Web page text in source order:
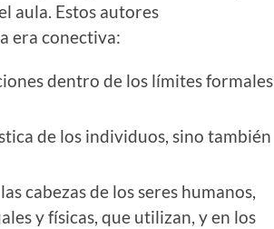
aula. Estos autores
era conectiva:
dentro de los límites formales
de los individuos, sino también
cabezas de los seres humanos,
y físicas, que utilizan, y en los